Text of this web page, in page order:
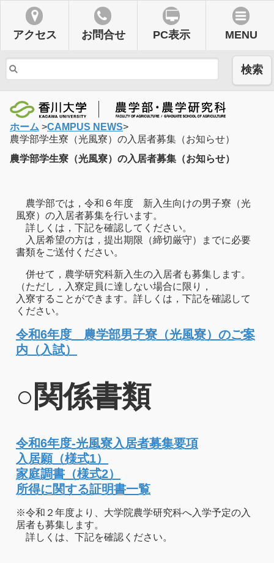
アクセス お問合せ PC表示 MENU
検索
ホーム >CAMPUS NEWS>
農学部学生寮（光風寮）の入居者募集（お知らせ）
農学部学生寮（光風寮）の入居者募集（お知らせ）
農学部では，令和６年度 新入生向けの男子寮（光
風寮）の入居者募集を行います。
詳しくは，下記を確認してください。
入居希望の方は，提出期限（締切厳守）までに必要
書類をご送付ください。
併せて，農学研究科新入生の入居者も募集します。
（ただし，入寮定員に達しない場合に限り，
入寮することができます。詳しくは，下記を確認して
ください。
令和6年度 農学部男子寮（光風寮）のご案
内（入試）
○関係書類
令和6年度-光風寮入居者募集要項
入居願（様式1）
家庭調書（様式2）
所得に関する証明書一覧
※令和２年度より、大学院農学研究科へ入学予定の入
居者も募集します。
詳しくは、下記を確認ください。